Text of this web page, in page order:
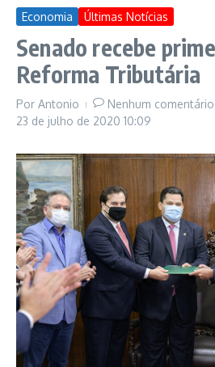
Economia Últimas Notícias
Senado recebe
Reforma Tributária
Por Antonio
Nenhum comentário
23 de julho de 2020 10:09